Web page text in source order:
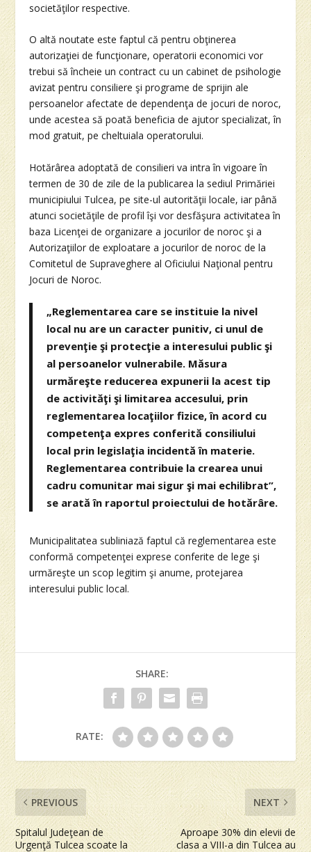
societăţilor respective.
O altă noutate este faptul că pentru obţinerea
autorizaţiei de funcţionare, operatorii economici vor
trebui să încheie un contract cu un cabinet de psihologie
avizat pentru consiliere şi programe de sprijin ale
persoanelor afectate de dependenţa de jocuri de noroc,
unde acestea să poată beneficia de ajutor specializat, în
mod gratuit, pe cheltuiala operatorului.
Hotărârea adoptată de consilieri va intra în vigoare în
termen de 30 de zile de la publicarea la sediul Primăriei
municipiului Tulcea, pe site-ul autorităţii locale, iar până
atunci societăţile de profil îşi vor desfăşura activitatea în
baza Licenţei de organizare a jocurilor de noroc şi a
Autorizaţiilor de exploatare a jocurilor de noroc de la
Comitetul de Supraveghere al Oficiului Naţional pentru
Jocuri de Noroc.
„Reglementarea care se instituie la nivel
local nu are un caracter punitiv, ci unul de
prevenţie şi protecţie a interesului public şi
al persoanelor vulnerabile. Măsura
urmăreşte reducerea expunerii la acest tip
de activităţi şi limitarea accesului, prin
reglementarea locaţiilor fizice, în acord cu
competenţa expres conferită consiliului
local prin legislaţia incidentă în materie.
Reglementarea contribuie la crearea unui
cadru comunitar mai sigur şi mai echilibrat”,
se arată în raportul proiectului de hotărâre.
Municipalitatea subliniază faptul că reglementarea este
conformă competenţei exprese conferite de lege şi
urmăreşte un scop legitim şi anume, protejarea
interesului public local.
SHARE:
RATE:
PREVIOUS
Spitalul Judeţean de
Urgenţă Tulcea scoate la
NEXT
Aproape 30% din elevii de
clasa a VIII-a din Tulcea au